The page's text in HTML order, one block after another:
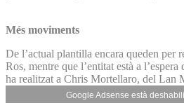
Més moviments
De l’actual plantilla encara queden per
Ros, mentre que l’entitat està a l’espera
ha realitzat a Chris Mortellaro, del Lan
Google Adsense està